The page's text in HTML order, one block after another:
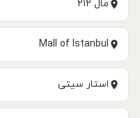
مال ۲۱۲
Mall of Istanbul
استار سیتی